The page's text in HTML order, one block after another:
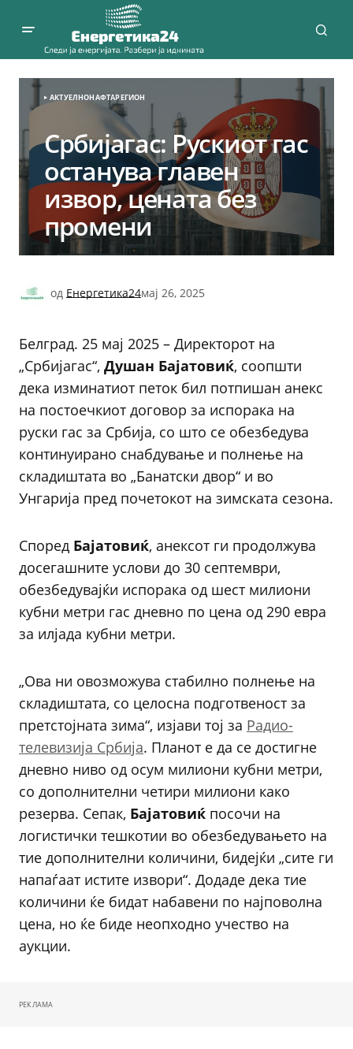
АКТУЕЛНОНАФТАРЕГИОН
Србијагас: Рускиот гас
останува главен
извор, цената без
промени
од Енергетика24мај 26, 2025
Белград. 25 мај 2025 – Директорот на
„Србијагас“, Душан Бајатовиќ, соопшти
дека изминатиот петок бил потпишан анекс
на постоечкиот договор за испорака на
руски гас за Србија, со што се обезбедува
континуирано снабдување и полнење на
складиштата во „Банатски двор“ и во
Унгарија пред почетокот на зимската сезона.
Според Бајатовиќ, анексот ги продолжува
досегашните услови до 30 септември,
обезбедувајќи испорака од шест милиони
кубни метри гас дневно по цена од 290 евра
за илјада кубни метри.
„Ова ни овозможува стабилно полнење на
складиштата, со целосна подготвеност за
претстојната зима“, изјави тој за Радио-
телевизија Србија. Планот е да се достигне
дневно ниво од осум милиони кубни метри,
со дополнителни четири милиони како
резерва. Сепак, Бајатовиќ посочи на
логистички тешкотии во обезбедувањето на
тие дополнителни количини, бидејќи „сите ги
напаѓаат истите извори“. Додаде дека тие
количини ќе бидат набавени по најповолна
цена, но ќе биде неопходно учество на
аукции.
РЕКЛАМА